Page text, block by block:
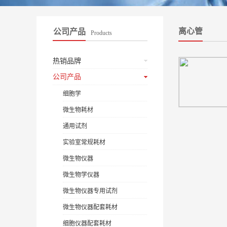
公司产品 Products
热销品牌
公司产品
细胞学
微生物耗材
通用试剂
实验室常规耗材
微生物仪器
微生物学仪器
微生物仪器专用试剂
微生物仪器配套耗材
细胞仪器配套耗材
离心管